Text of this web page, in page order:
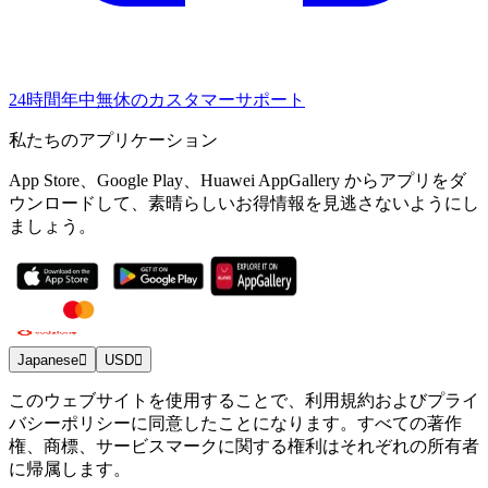
24時間年中無休のカスタマーサポート
私たちのアプリケーション
App Store、Google Play、Huawei AppGallery からアプリをダ
ウンロードして、素晴らしいお得情報を見逃さないようにし
ましょう。
Japanese USD
このウェブサイトを使用することで、利用規約およびプライ
バシーポリシーに同意したことになります。すべての著作
権、商標、サービスマークに関する権利はそれぞれの所有者
に帰属します。